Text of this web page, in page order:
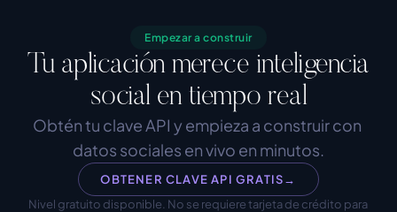
Empezar a construir
Tu aplicación merece inteligencia
social en tiempo real
Obtén tu clave API y empieza a construir con
datos sociales en vivo en minutos.
OBTENER CLAVE API GRATIS→
Nivel gratuito disponible. No se requiere tarjeta de crédito para